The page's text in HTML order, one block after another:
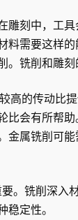
雕刻中，工
料需要这样
。铣削和雕刻
高的传动比
比会有所帮助
金属铣削可
。铣削深入
稳定性。